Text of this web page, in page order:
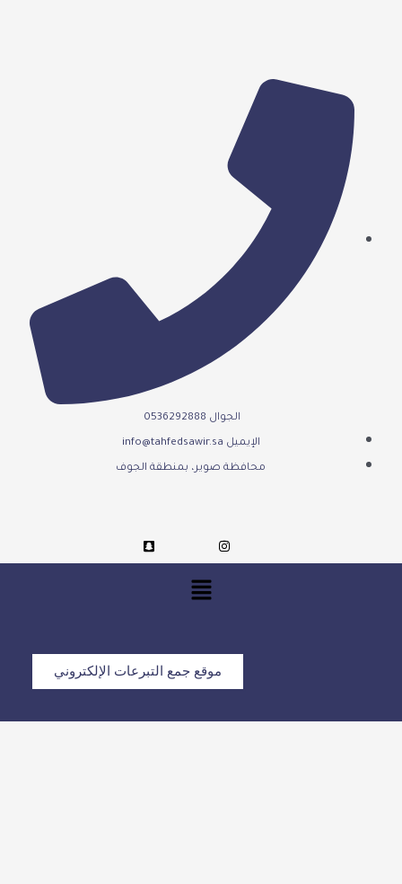
الجوال 0536292888
الإيميل info@tahfedsawir.sa
محافظة صوير، بمنطقة الجوف
موقع جمع التبرعات الإلكتروني